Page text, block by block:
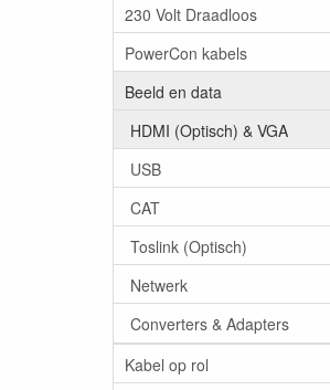
230 Volt Draadloos
PowerCon kabels
Beeld en data
HDMI (Optisch) & VGA
USB
CAT
Toslink (Optisch)
Netwerk
Converters & Adapters
Kabel op rol